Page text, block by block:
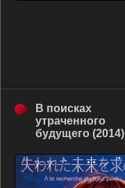
В поисках
утраченного
будущего (2014)